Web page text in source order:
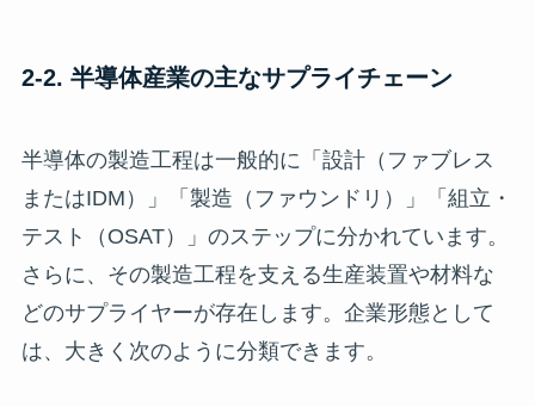
2-2. 半導体産業の主なサプライチェーン
半導体の製造工程は一般的に「設計（ファブレス
またはIDM）」「製造（ファウンドリ）」「組立・
テスト（OSAT）」のステップに分かれています。
さらに、その製造工程を支える生産装置や材料な
どのサプライヤーが存在します。企業形態として
は、大きく次のように分類できます。